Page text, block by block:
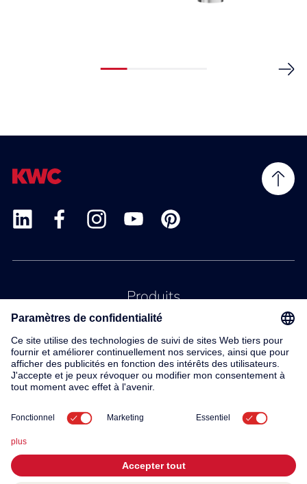
Produits
Service
Contact
À propos de nous